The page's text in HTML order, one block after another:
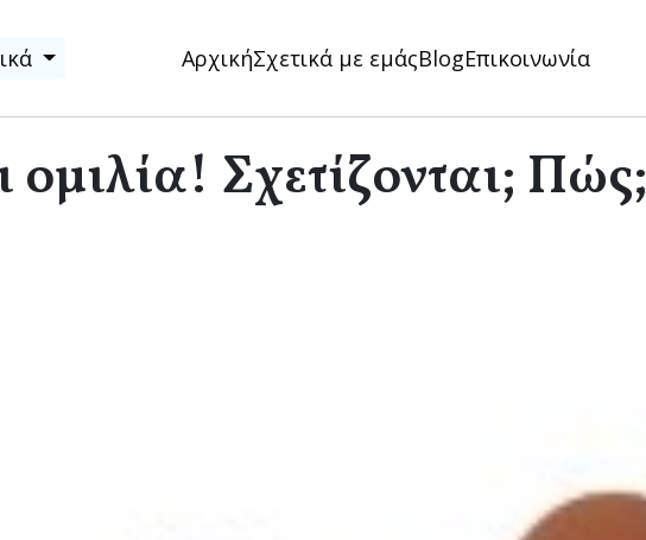
ΑρχικήΣχετικά με εμάςBlogΕπικοινωνία
ομιλία! Σχετίζονται; Πώς;